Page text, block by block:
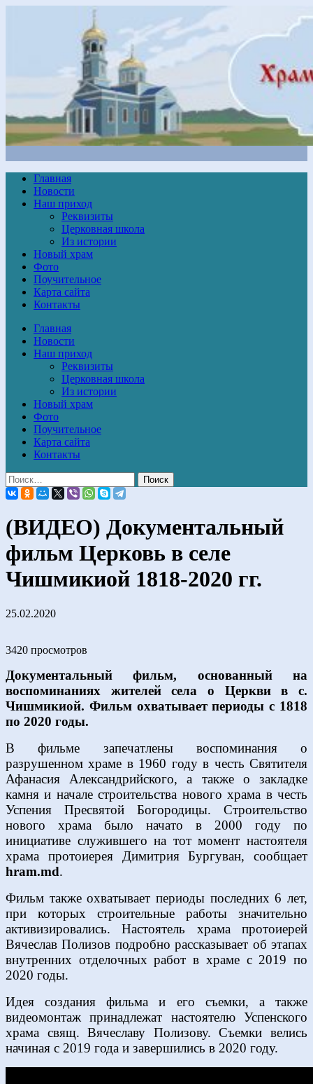
Главная
Новости
Наш приход
Реквизиты
Церковная школа
Из истории
Новый храм
Фото
Поучительное
Карта сайта
Контакты
Главная
Новости
Наш приход
Реквизиты
Церковная школа
Из истории
Новый храм
Фото
Поучительное
Карта сайта
Контакты
(ВИДЕО) Документальный
фильм Церковь в селе
Чишмикиой 1818-2020 гг.
25.02.2020
3420 просмотров
Документальный фильм, основанный на
воспоминаниях жителей села о Церкви в с.
Чишмикиой. Фильм охватывает периоды с 1818
по 2020 годы.
В фильме запечатлены воспоминания о
разрушенном храме в 1960 году в честь Святителя
Афанасия Александрийского, а также о закладке
камня и начале строительства нового храма в честь
Успения Пресвятой Богородицы. Строительство
нового храма было начато в 2000 году по
инициативе служившего на тот момент настоятеля
храма протоиерея Димитрия Бургуван, сообщает
hram.md.
Фильм также охватывает периоды последних 6 лет,
при которых строительные работы значительно
активизировались. Настоятель храма протоиерей
Вячеслав Полизов подробно рассказывает об этапах
внутренних отделочных работ в храме с 2019 по
2020 годы.
Идея создания фильма и его съемки, а также
видеомонтаж принадлежат настоятелю Успенского
храма свящ. Вячеславу Полизову. Съемки велись
начиная с 2019 года и завершились в 2020 году.